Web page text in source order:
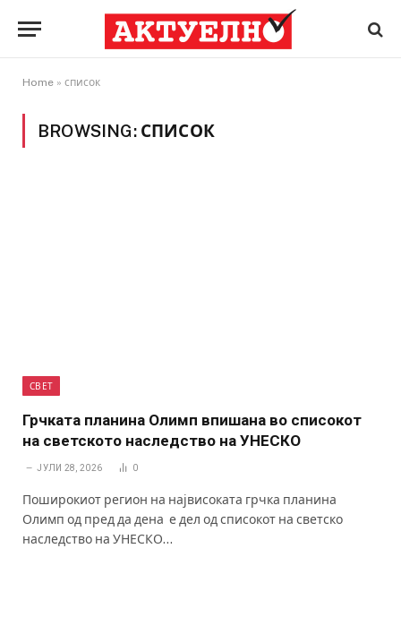
Home » список
BROWSING: СПИСОК
СВЕТ
Грчката планина Олимп впишана во списокот
на светското наследство на УНЕСКО
ЈУЛИ 28, 2026 0
Поширокиот регион на највисоката грчка планина
Олимп од пред да дена е дел од списокот на светско
наследство на УНЕСКО…